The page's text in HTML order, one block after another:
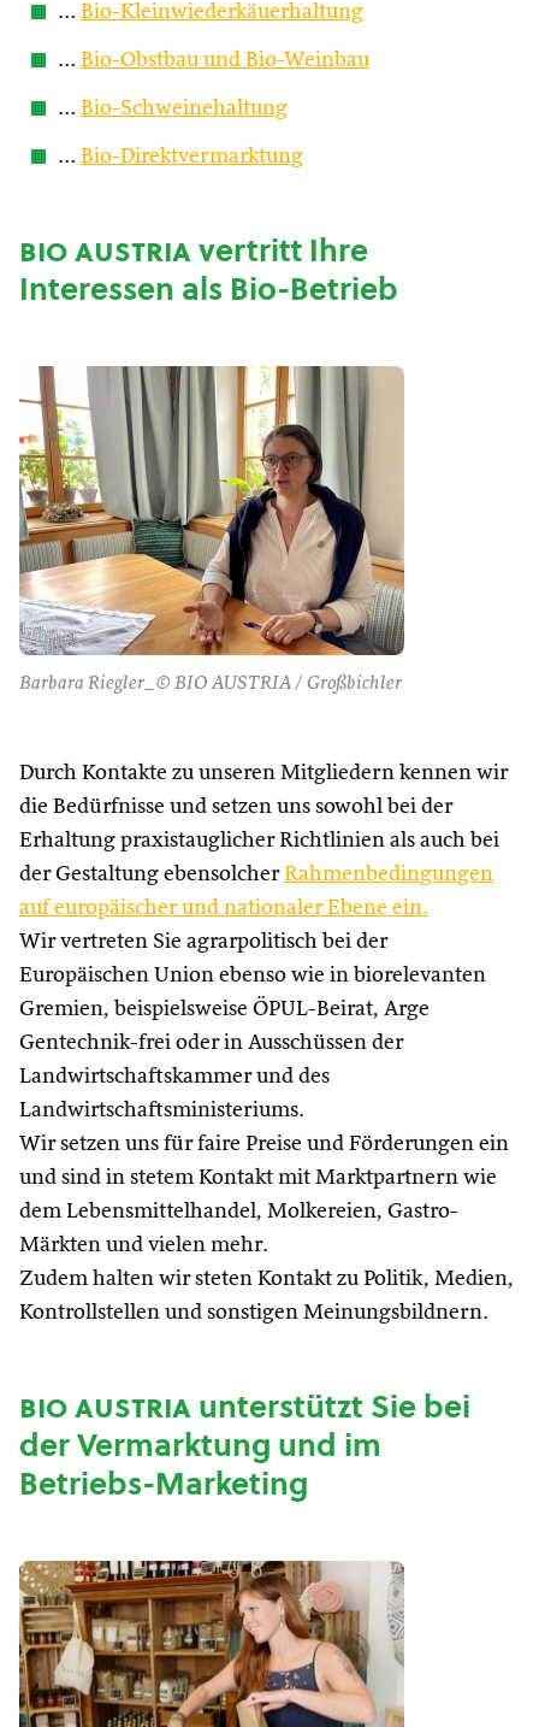
… Bio-Kleinwiederkäuerhaltung
… Bio-Obstbau und Bio-Weinbau
… Bio-Schweinehaltung
… Bio-Direktvermarktung
bio austriavertritt Ihre
Interessen als Bio-Betrieb
Barbara Riegler_© BIO AUSTRIA / Großbichler
Durch Kontakte zu unseren Mitgliedern kennen wir
die Bedürfnisse und setzen uns sowohl bei der
Erhaltung praxistauglicher Richtlinien als auch bei
der Gestaltung ebensolcher Rahmenbedingungen
auf europäischer und nationaler Ebene ein.
Wir vertreten Sie agrarpolitisch bei der
Europäischen Union ebenso wie in biorelevanten
Gremien, beispielsweise ÖPUL-Beirat, Arge
Gentechnik-frei oder in Ausschüssen der
Landwirtschaftskammer und des
Landwirtschaftsministeriums.
Wir setzen uns für faire Preise und Förderungen ein
und sind in stetem Kontakt mit Marktpartnern wie
dem Lebensmittelhandel, Molkereien, Gastro-
Märkten und vielen mehr.
Zudem halten wir steten Kontakt zu Politik, Medien,
Kontrollstellen und sonstigen Meinungsbildnern.
bio austriaunterstützt Sie bei
der Vermarktung und im
Betriebs-Marketing